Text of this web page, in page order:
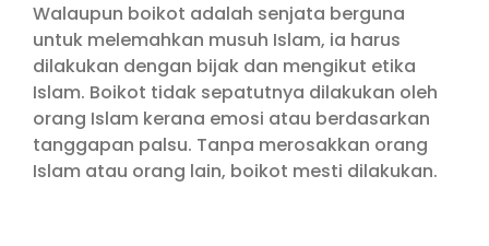
Walaupun boikot adalah senjata berguna
untuk melemahkan musuh Islam, ia harus
dilakukan dengan bijak dan mengikut etika
Islam. Boikot tidak sepatutnya dilakukan oleh
orang Islam kerana emosi atau berdasarkan
tanggapan palsu. Tanpa merosakkan orang
Islam atau orang lain, boikot mesti dilakukan.